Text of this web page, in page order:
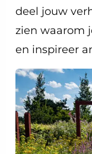
deel jouw
zien waarom
en inspireer